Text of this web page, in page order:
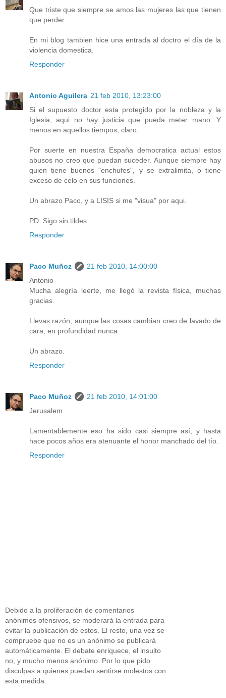
Que triste que siempre se amos las mujeres las que tienen
que perder...
En mi blog tambien hice una entrada al doctro el día de la
violencia domestica.
Responder
Antonio Aguilera 21 feb 2010, 13:23:00
Si el supuesto doctor esta protegido por la nobleza y la
Iglesia, aqui no hay justicia que pueda meter mano. Y
menos en aquellos tiempos, claro.
Por suerte en nuestra España democratica actual estos
abusos no creo que puedan suceder. Aunque siempre hay
quien tiene buenos "enchufes", y se extralimita, o tiene
exceso de celo en sus funciones.
Un abrazo Paco, y a LISIS si me "visua" por aqui.
PD. Sigo sin tildes
Responder
Paco Muñoz
21 feb 2010, 14:00:00
Antonio
Mucha alegría leerte, me llegó la revista física, muchas
gracias.
Llevas razón, aunque las cosas cambian creo de lavado de
cara, en profundidad nunca.
Un abrazo.
Responder
Paco Muñoz
21 feb 2010, 14:01:00
Jerusalem
Lamentablemente eso ha sido casi siempre así, y hasta
hace pocos años era atenuante el honor manchado del tío.
Responder
Debido a la proliferación de comentarios
anónimos ofensivos, se moderará la entrada para
evitar la publicación de estos. El resto, una vez se
compruebe que no es un anónimo se publicará
automáticamente. El debate enriquece, el insulto
no, y mucho menos anónimo. Por lo que pido
disculpas a quienes puedan sentirse molestos con
esta medida.